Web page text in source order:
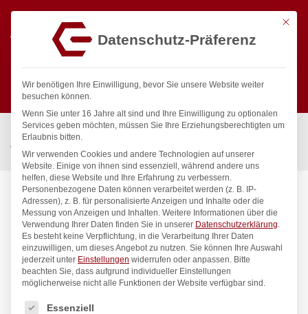
Suchen
Start / Gastronomiebedarf & Gastro Geräte für Profis
Wassertechnik
Wandbatterie neon Wandbatterie 1/2″
Mit
Datenschutz-Präferenz
Wir benötigen Ihre Einwilligung, bevor Sie unsere Website weiter
besuchen können.
Wenn Sie unter 16 Jahre alt sind und Ihre Einwilligung zu optionalen
Services geben möchten, müssen Sie Ihre Erziehungsberechtigten um
Erlaubnis bitten.
Wir verwenden Cookies und andere Technologien auf unserer
Website. Einige von ihnen sind essenziell, während andere uns
helfen, diese Website und Ihre Erfahrung zu verbessern.
Personenbezogene Daten können verarbeitet werden (z. B. IP-
Adressen), z. B. für personalisierte Anzeigen und Inhalte oder die
Messung von Anzeigen und Inhalten. Weitere Informationen über die
Verwendung Ihrer Daten finden Sie in unserer Datenschutzerklärung.
Es besteht keine Verpflichtung, in die Verarbeitung Ihrer Daten
einzuwilligen, um dieses Angebot zu nutzen. Sie können Ihre Auswahl
jederzeit unter Einstellungen widerrufen oder anpassen. Bitte
beachten Sie, dass aufgrund individueller Einstellungen
möglicherweise nicht alle Funktionen der Website verfügbar sind.
Es folgt eine Liste der Service-Gruppen, für die eine
Essenziell